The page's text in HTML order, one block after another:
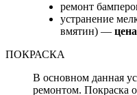
ремонт
устранение
вмятин) —
ПОКРАСКА
В основном данная
ремонтом. Покраска